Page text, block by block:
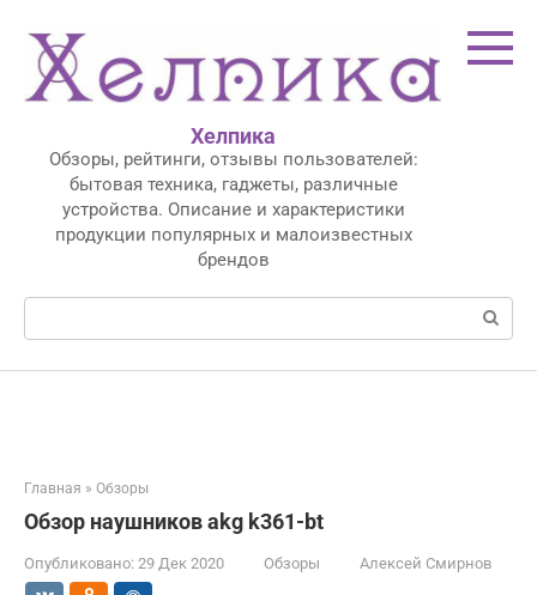
контенту
Хелпика
Обзоры, рейтинги, отзывы пользователей:
бытовая техника, гаджеты, различные
устройства. Описание и характеристики
продукции популярных и малоизвестных
брендов
Поиск:
Главная » Обзоры
Обзор наушников akg k361-bt
Опубликовано: 29 Дек 2020 Обзоры Алексей Смирнов